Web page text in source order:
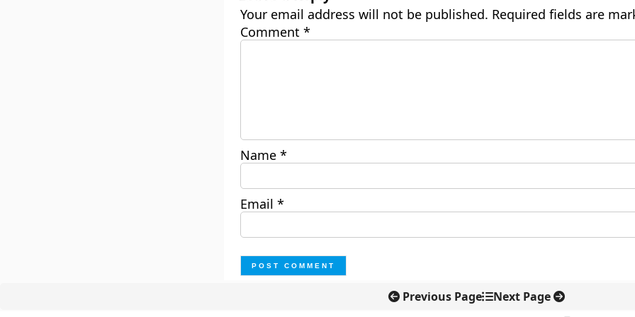
Your email address will not be published. Required fields are
Comment *
Name *
Email *
Previous Page Next Page